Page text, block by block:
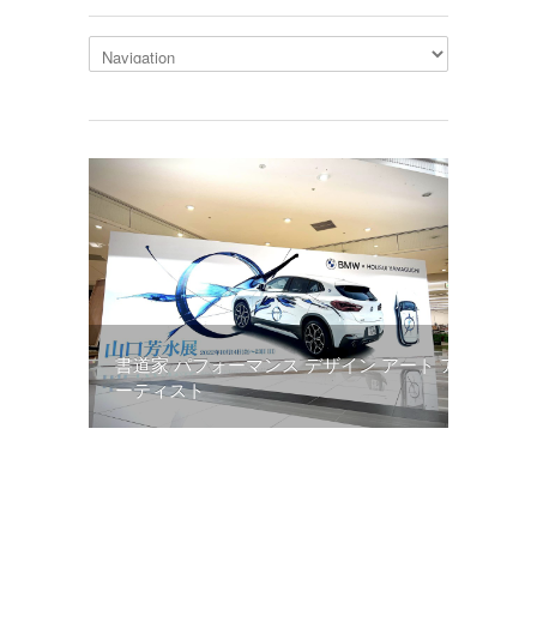
書道家 パフォーマンス デザイン アート ア
ーティスト